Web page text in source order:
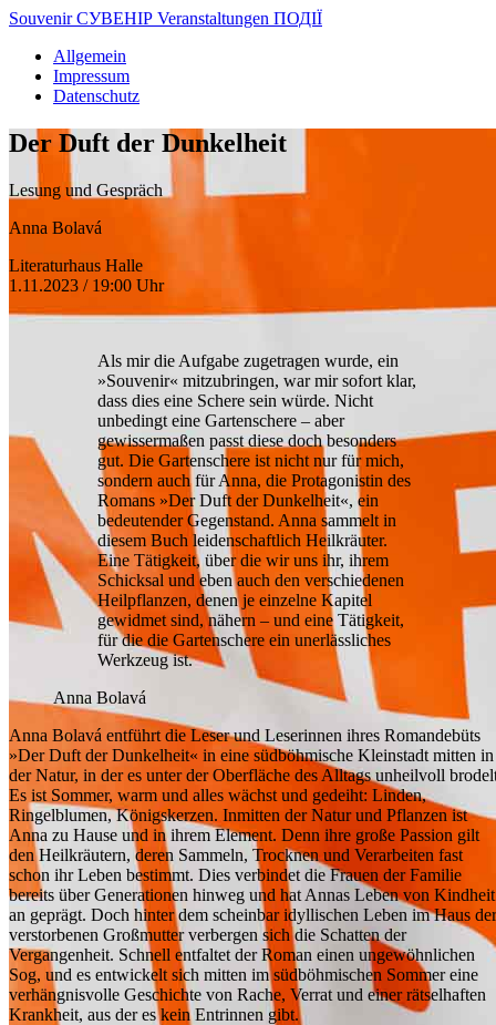
Souvenir СУВЕНІР Veranstaltungen ПОДІЇ
Allgemein
Impressum
Datenschutz
Der Duft der Dunkelheit
Lesung und Gespräch
Anna Bolavá
Literaturhaus Halle
1.11.2023 / 19:00 Uhr
Als mir die Aufgabe zugetragen wurde, ein
»Souvenir« mitzubringen, war mir sofort klar,
dass dies eine Schere sein würde. Nicht
unbedingt eine Gartenschere – aber
gewissermaßen passt diese doch besonders
gut. Die Gartenschere ist nicht nur für mich,
sondern auch für Anna, die Protagonistin des
Romans »Der Duft der Dunkelheit«, ein
bedeutender Gegenstand. Anna sammelt in
diesem Buch leidenschaftlich Heilkräuter.
Eine Tätigkeit, über die wir uns ihr, ihrem
Schicksal und eben auch den verschiedenen
Heilpflanzen, denen je einzelne Kapitel
gewidmet sind, nähern – und eine Tätigkeit,
für die die Gartenschere ein unerlässliches
Werkzeug ist.
Anna Bolavá
Anna Bolavá entführt die Leser und Leserinnen ihres Romandebüts
»Der Duft der Dunkelheit« in eine südböhmische Kleinstadt mitten in
der Natur, in der es unter der Oberfläche des Alltags unheilvoll
Es ist Sommer, warm und alles wächst und gedeiht: Linden,
Ringelblumen, Königskerzen. Inmitten der Natur und Pflanzen ist
Anna zu Hause und in ihrem Element. Denn ihre große Passion gilt
den Heilkräutern, deren Sammeln, Trocknen und Verarbeiten fast
schon ihr Leben bestimmt. Dies verbindet die Frauen der Familie
bereits über Generationen hinweg und hat Annas Leben von Kindheit
an geprägt. Doch hinter dem scheinbar idyllischen Leben im Haus der
verstorbenen Großmutter verbergen sich die Schatten der
Vergangenheit. Schnell entfaltet der Roman einen ungewöhnlichen
Sog, und es entwickelt sich mitten im südböhmischen Sommer eine
verhängnisvolle Geschichte von Rache, Verrat und einer rätselhaften
Krankheit, aus der es kein Entrinnen gibt.